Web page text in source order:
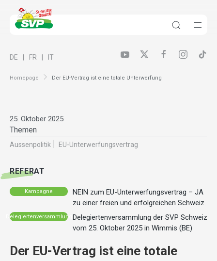
Homepage Der EU-Vertrag ist eine totale Unterwerfung
DE FR IT
25. Oktober 2025
Themen
Aussenpolitik EU-Unterwerfungsvertrag
REFERAT
Kampagne
NEIN zum EU-Unterwerfungsvertrag – JA
zu einer freien und erfolgreichen Schweiz
Delegiertenversammlung
Delegiertenversammlung der SVP Schweiz
vom 25. Oktober 2025 in Wimmis (BE)
Der EU-Vertrag ist eine totale